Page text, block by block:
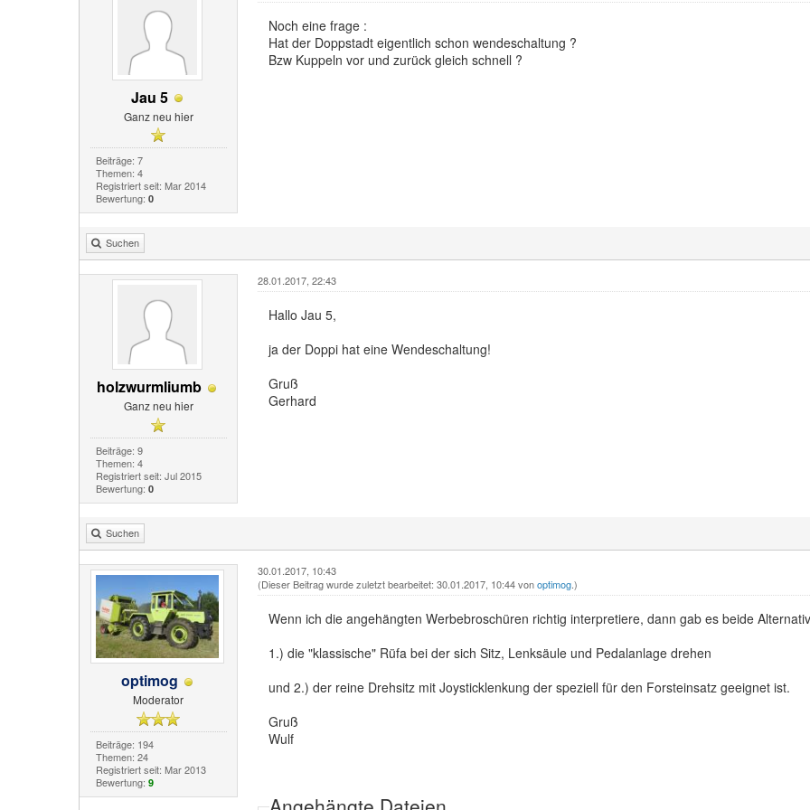
Jau 5
Ganz neu hier
Beiträge: 7
Themen: 4
Registriert seit: Mar 2014
Bewertung: 0
Noch eine frage :
Hat der Doppstadt eigentlich schon wendeschaltung ?
Bzw Kuppeln vor und zurück gleich schnell ?
Suchen
holzwurmliumb
Ganz neu hier
Beiträge: 9
Themen: 4
Registriert seit: Jul 2015
Bewertung: 0
28.01.2017, 22:43
Hallo Jau 5,
ja der Doppi hat eine Wendeschaltung!
Gruß
Gerhard
Suchen
optimog
Moderator
Beiträge: 194
Themen: 24
Registriert seit: Mar 2013
Bewertung: 9
30.01.2017, 10:43
(Dieser Beitrag wurde zuletzt bearbeitet: 30.01.2017, 10:44 vonoptimog.)
Wenn ich die angehängten Werbebroschüren richtig interpretiere, dann gab es beide
1.) die "klassische" Rüfa bei der sich Sitz, Lenksäule und Pedalanlage drehen
und 2.) der reine Drehsitz mit Joysticklenkung der speziell für den Forsteinsatz geeignet ist.
Gruß
Wulf